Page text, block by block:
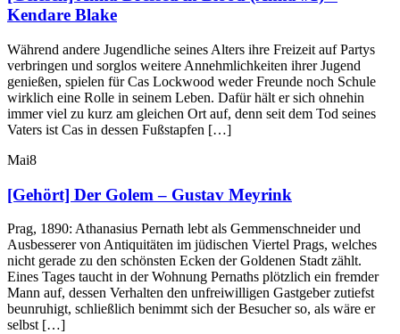
Kendare Blake
Während andere Jugendliche seines Alters ihre Freizeit auf Partys
verbringen und sorglos weitere Annehmlichkeiten ihrer Jugend
genießen, spielen für Cas Lockwood weder Freunde noch Schule
wirklich eine Rolle in seinem Leben. Dafür hält er sich ohnehin
immer viel zu kurz am gleichen Ort auf, denn seit dem Tod seines
Vaters ist Cas in dessen Fußstapfen […]
Mai8
[Gehört] Der Golem – Gustav Meyrink
Prag, 1890: Athanasius Pernath lebt als Gemmenschneider und
Ausbesserer von Antiquitäten im jüdischen Viertel Prags, welches
nicht gerade zu den schönsten Ecken der Goldenen Stadt zählt.
Eines Tages taucht in der Wohnung Pernaths plötzlich ein fremder
Mann auf, dessen Verhalten den unfreiwilligen Gastgeber zutiefst
beunruhigt, schließlich benimmt sich der Besucher so, als wäre er
selbst […]